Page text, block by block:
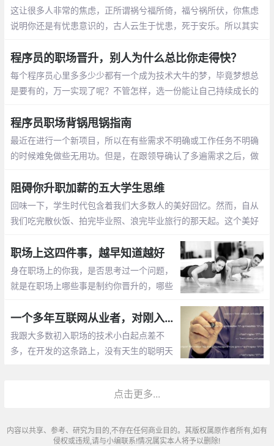
位，从基层员工到数据科学主管和战略顾问
主管都做过
这让很多人非常的焦虑，正所谓祸兮福所倚，福兮祸所伏，你焦虑
说明你还是有忧患意识的，古人云生于忧患，死于安乐。所以其实
程序员的职场晋升，别人为什么总比你走得快？
每个程序员心里多多少少都有一个成为技术大牛的梦，毕竟梦想总
是要有的，万一实现了呢？不管怎样，选一份能让自己持续成长的
程序员职场背锅甩锅指南
最近在进行一个新项目，所以在有些需求不明确或工作任务不明确
的时候难免做些无用功。但是，在跟领导确认了多遍需求之后，做
导上面还有领导
阻碍你升职加薪的五大学生思维
回味一下，学生时代包含着我们大多数人的美好回忆。然而，自从
我们吃完散伙饭、拍完毕业照、浪完毕业旅行的那天起。这个美好
学会新的规则和思维方式
职场上这四件事，越早知道越好
身在职场上的你我，是否思考过一个问题，
就是在职场上哪些事是制约你晋升的，哪些
聊，职场上的那些事，希望对你有所帮助，
同时，也希望你能够参与进来，一起讨论。
废话不多说
一个多年互联网从业者，对刚入职场人最真诚的忠告
我跟大多数初入职场的技术小白起点差不
多，在开发的这条路上，没有天生的聪明天
北邮北航的硕士下，自己也常常因此感到惭
点击更多...
内容以共享、参考、研究为目的,不存在任何商业目的。其版权属原作者所有,如有
侵权或违规,请与小编联系!情况属实本人将予以删除!